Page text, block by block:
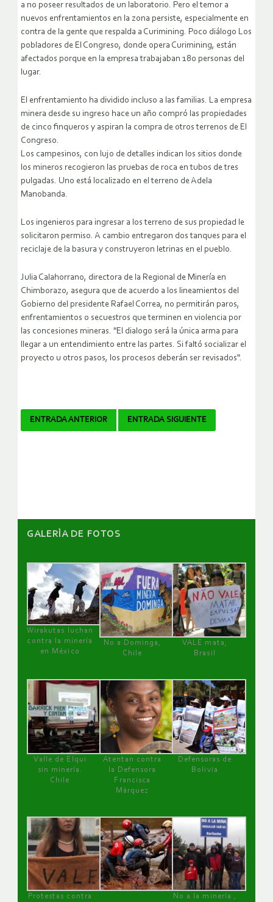
a no poseer resultados de un laboratorio. Pero el temor a
nuevos enfrentamientos en la zona persiste, especialmente en
contra de la gente que respalda a Curimining. Poco diálogo Los
pobladores de El Congreso, donde opera Curimining, están
afectados porque en la empresa trabajaban 180 personas del
lugar.
El enfrentamiento ha dividido incluso a las familias. La empresa
minera desde su ingreso hace un año compró las propiedades
de cinco finqueros y aspiran la compra de otros terrenos de El
Congreso.
Los campesinos, con lujo de detalles indican los sitios donde
los mineros recogieron las pruebas de roca en tubos de tres
pulgadas. Uno está localizado en el terreno de Adela
Manobanda.
Los ingenieros para ingresar a los terreno de sus propiedad le
solicitaron permiso. A cambio entregaron dos tanques para el
reciclaje de la basura y construyeron letrinas en el pueblo.
Julia Calahorrano, directora de la Regional de Minería en
Chimborazo, asegura que de acuerdo a los lineamientos del
Gobierno del presidente Rafael Correa, no permitirán paros,
enfrentamientos o secuestros que terminen en violencia por
las concesiones mineras. "El dialogo será la única arma para
llegar a un entendimiento entre las partes. Si faltó socializar el
proyecto u otros pasos, los procesos deberán ser revisados".
Navegador
ENTRADA ANTERIOR ENTRADA SIGUIENTE
GALERÌA DE FOTOS
Wirakutas luchan
contra la minería
en México
No a Dominga,
Chile
VALE mata,
Brasil
Valle de Elqui
sin minería.
Chile
Atentan contra
la Defensora
Francisca
Márquez
Defensoras de
Bolivia
Protestas contra
No a la minería ,